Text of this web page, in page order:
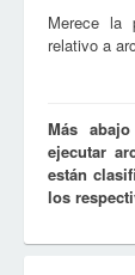
Merece la
relativo a
Más
ejecutar
están
los